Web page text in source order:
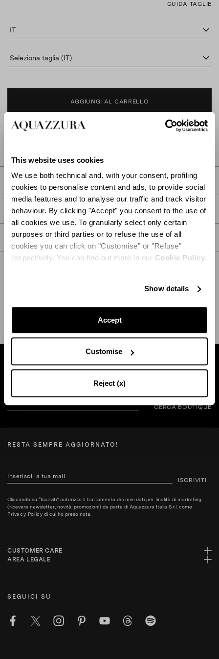
This website uses cookies
We use both technical and, with your consent, profiling
cookies to personalise content and ads, to provide social
media features and to analyse our traffic and track visitor
behaviour. By clicking "Accept" you consent to the use of
all cookies we use. To granularly select only certain
purposes or third parties or to refuse the use of all
cookies you can click on "Customise" or "Refuse"
respectively. You can find out more in our Cookie Policy.
Show details
Accept
Customise
Reject (x)
GUIDA TAGLIE
IT
Seleziona taglia (IT)
AGGIUNGI AL CARRELLO
DESCRIZIONE
DETTAGLI
CURA
Trova la boutique vicina a te
CERCA BOUTIQUE
RESTA SEMPRE AGGIORNATO!
ISCRIVITI
Cliccando su “Iscriviti” autorizzo il trattamento dei miei dati per finalità di marketing
(ricevere newsletter, novità, promozioni) da parte di Aquazzura Italia S.r.l. come
Privacy Policy di cui ho preso nota.
CUSTOMER CARE
AREA LEGALE
SEGUICI SU